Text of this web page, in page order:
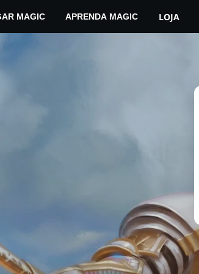
MAGIC APRENDA MAGIC LOJA